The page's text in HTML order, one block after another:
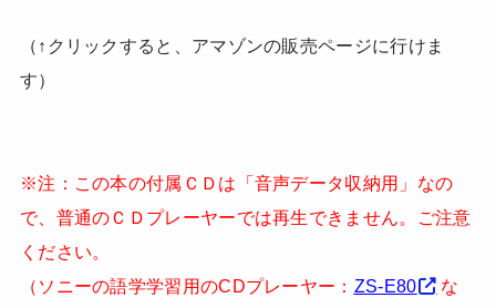
（↑クリックすると、アマゾンの販売ページに行けま
す）
※注：この本の付属ＣＤは「音声データ収納用」なの
で、普通のＣＤプレーヤーでは再生できません。ご注意
ください。
（ソニーの語学学習用のCDプレーヤー： ZS-E80
な